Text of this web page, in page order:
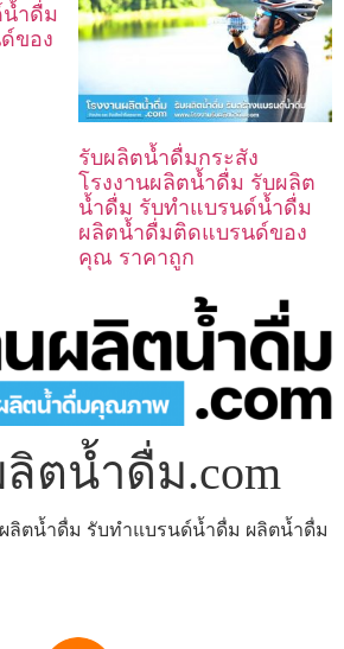
ำดื่ม
ของ
รับผลิตน้ำดื่มกระสัง
โรงงานผลิตน้ำดื่ม รับผลิต
น้ำดื่ม รับทำแบรนด์น้ำดื่ม
ผลิตน้ำดื่มติดแบรนด์ของ
คุณ ราคาถูก
ตน้ำดื่ม.com
ลิตน้ำดื่ม รับทำแบรนด์น้ำดื่ม ผลิตน้ำดื่ม